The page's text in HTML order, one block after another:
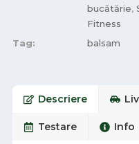
bucătărie,
Fitness
Tag:
balsam
Descriere
Testare Info